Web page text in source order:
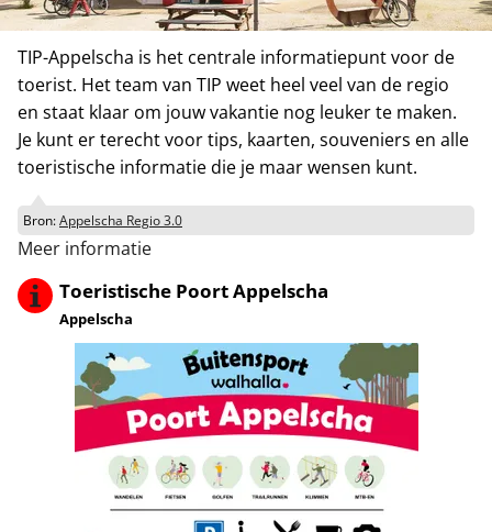
TIP-Appelscha is het centrale informatiepunt voor de
toerist. Het team van TIP weet heel veel van de regio
en staat klaar om jouw vakantie nog leuker te maken.
Je kunt er terecht voor tips, kaarten, souveniers en alle
toeristische informatie die je maar wensen kunt.
Bron:Appelscha Regio 3.0
Meer informatie
Toeristische Poort Appelscha
Appelscha